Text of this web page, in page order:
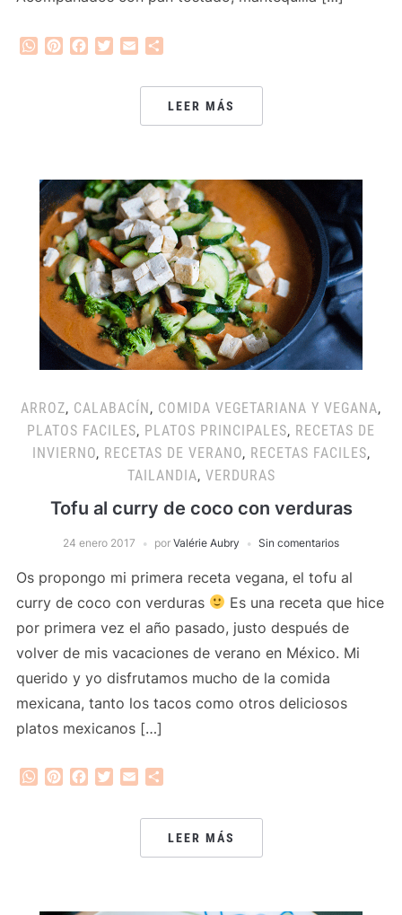
WhatsApp
PinterestFacebook
Twitter
Email
LEER MÁS
ARROZ, CALABACÍN, COMIDA VEGETARIANA Y VEGANA,
PLATOS FACILES, PLATOS PRINCIPALES, RECETAS DE
INVIERNO, RECETAS DE VERANO, RECETAS FACILES,
TAILANDIA, VERDURAS
Tofu al curry de coco con verduras
24 enero 2017 por Valérie Aubry Sin comentarios
Os propongo mi primera receta vegana, el tofu al
curry de coco con verduras
Es una receta que hice
por primera vez el año pasado, justo después de
volver de mis vacaciones de verano en México. Mi
querido y yo disfrutamos mucho de la comida
mexicana, tanto los tacos como otros deliciosos
platos mexicanos […]
WhatsApp
PinterestFacebook
Twitter
Email
LEER MÁS